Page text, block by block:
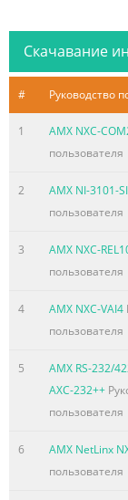
Скачавание
# Руководство
1 AMX NXC-
пользователя
2 AMX NI-3101-
пользователя
3 AMX NXC-
пользователя
4 AMX NXC-VAI4
пользователя
5
AMX RS-232/
AXC-232++
пользователя
6 AMX NetLinx
пользователя